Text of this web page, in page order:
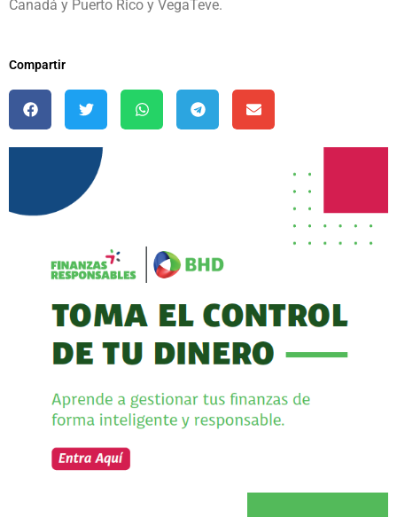
Canadá y Puerto Rico y VegaTeve.
Compartir